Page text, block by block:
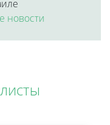
новости